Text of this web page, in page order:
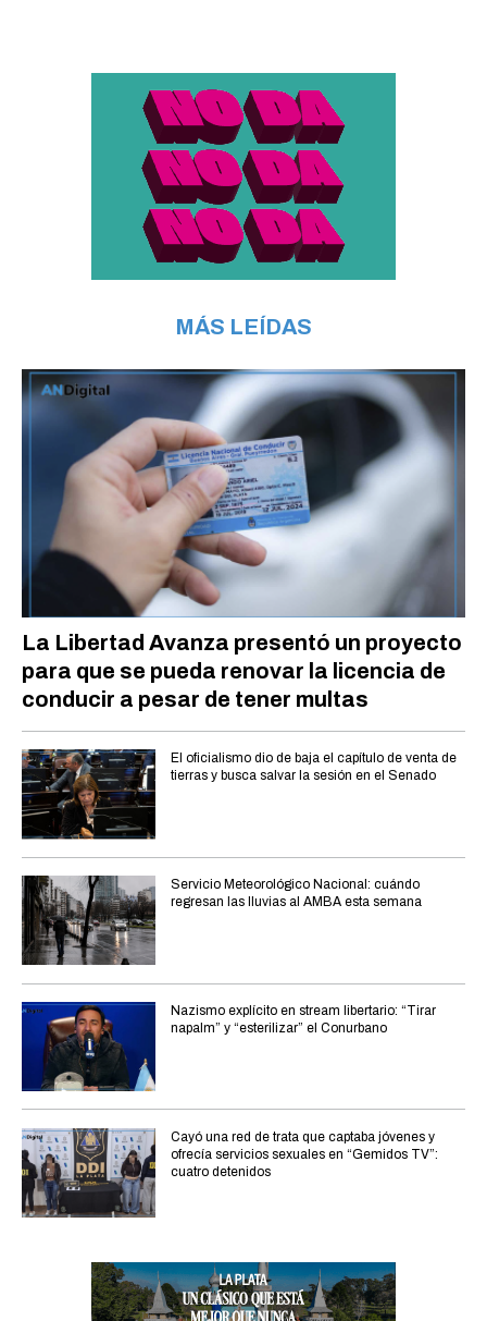
MÁS LEÍDAS
La Libertad Avanza presentó un proyecto
para que se pueda renovar la licencia de
conducir a pesar de tener multas
El oficialismo dio de baja el capítulo de venta de
tierras y busca salvar la sesión en el Senado
Servicio Meteorológico Nacional: cuándo
regresan las lluvias al AMBA esta semana
Nazismo explícito en stream libertario: “Tirar
napalm” y “esterilizar” el Conurbano
Cayó una red de trata que captaba jóvenes y
ofrecía servicios sexuales en “Gemidos TV”:
cuatro detenidos